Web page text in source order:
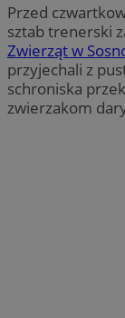
Przed
sztab trenerski
Zwierząt w
przyjechali z
schroniska
zwierzakom